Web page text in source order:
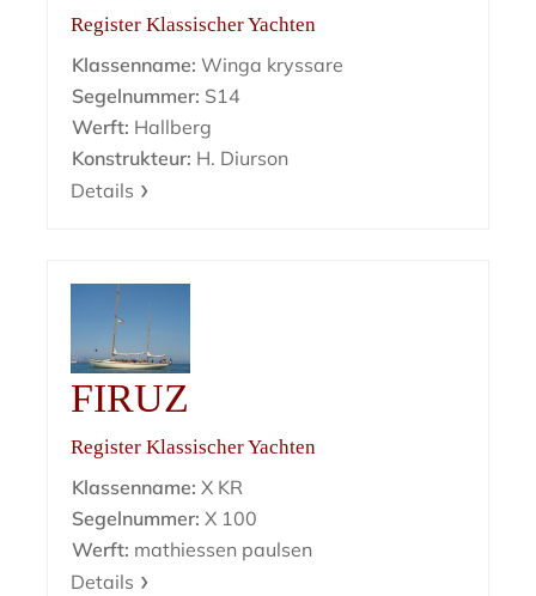
Register Klassischer Yachten
Klassenname: Winga kryssare
Segelnummer: S14
Werft: Hallberg
Konstrukteur: H. Diurson
Details
FIRUZ
Register Klassischer Yachten
Klassenname: X KR
Segelnummer: X 100
Werft: mathiessen paulsen
Details